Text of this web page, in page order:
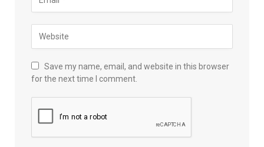
Save my name, email, and website in this browser
for the next time I comment.